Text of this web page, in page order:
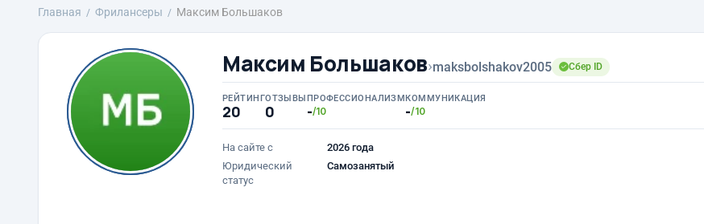
Главная Фрилансеры Максим Большаков
Максим Большаков›maksbolshakov2005 Сбер ID
РЕЙТИНГ
20
ОТЗЫВЫ
0
ПРОФЕССИОНАЛИЗМ
-/10
КОММУНИКАЦИЯ
-/10
На сайте с
2026 года
Юридический
статус
Самозанятый